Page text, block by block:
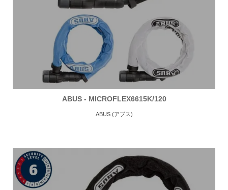
ABUS - MICROFLEX6615K/120
ABUS (アブス)